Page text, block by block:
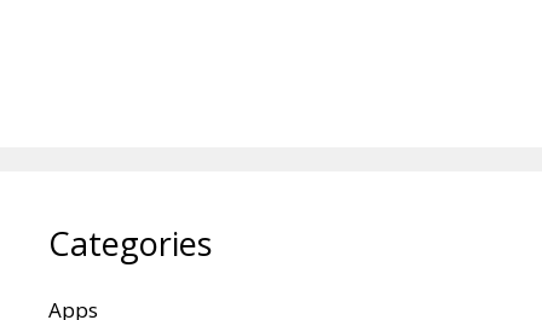
Categories
Apps